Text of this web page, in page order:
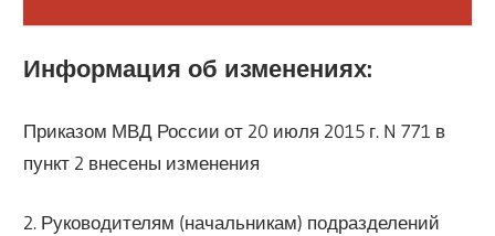
Информация об изменениях:
Приказом МВД России от 20 июля 2015 г. N 771 в
пункт 2 внесены изменения
2. Руководителям (начальникам) подразделений